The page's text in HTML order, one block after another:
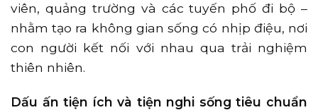
viên, quảng trường và các tuyến phố đi bộ –
nhằm tạo ra không gian sống có nhịp điệu, nơi
con người kết nối với nhau qua trải nghiệm
thiên nhiên.
Dấu ấn tiện ích và tiện nghi sống tiêu chuẩn